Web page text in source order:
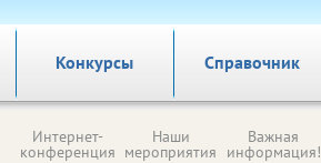
Справочник
Конкурсы
Интернет-
конференция
Наши
мероприятия
Важная
информация!